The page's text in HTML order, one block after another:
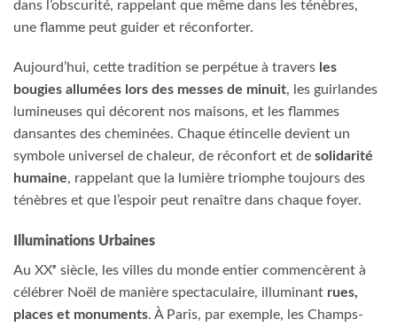
dans l’obscurité, rappelant que même dans les ténèbres,
une flamme peut guider et réconforter.
Aujourd’hui, cette tradition se perpétue à travers les
bougies allumées lors des messes de minuit, les guirlandes
lumineuses qui décorent nos maisons, et les flammes
dansantes des cheminées. Chaque étincelle devient un
symbole universel de chaleur, de réconfort et de solidarité
humaine, rappelant que la lumière triomphe toujours des
ténèbres et que l’espoir peut renaître dans chaque foyer.
Illuminations Urbaines
Au XXᵉ siècle, les villes du monde entier commencèrent à
célébrer Noël de manière spectaculaire, illuminant rues,
places et monuments. À Paris, par exemple, les Champs-